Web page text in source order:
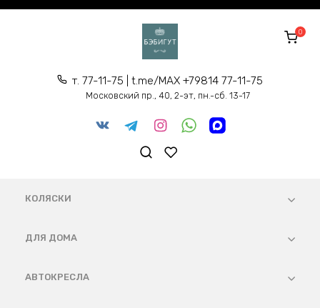
Перейти
т. 77-11-75 | t.me/MAX +79814 77-11-75
Московский пр., 40, 2-эт, пн.-сб. 13-17
0
КОЛЯСКИ
ДЛЯ ДОМА
АВТОКРЕСЛА